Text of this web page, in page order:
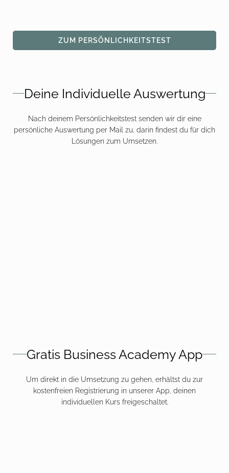
ZUM PERSÖNLICHKEITSTEST
Deine Individuelle Auswertung
Nach deinem Persönlichkeitstestsenden wir dir eine
persönliche Auswertung per Mail zu, darin findest du für dich
Lösungen zum Umsetzen.
Gratis Business Academy App
Um direkt in die Umsetzung zu gehen, erhältst du zur
kostenfreien Registrierung in unserer App, deinen
individuellen Kurs freigeschaltet.